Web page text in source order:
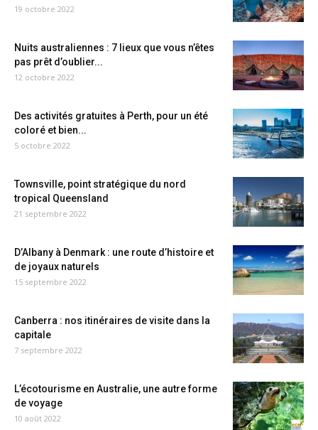
19 octobre 2022
Nuits australiennes : 7 lieux que vous n’êtes
pas prêt d’oublier...
12 octobre 2022
Des activités gratuites à Perth, pour un été
coloré et bien...
5 octobre 2022
Townsville, point stratégique du nord
tropical Queensland
21 septembre 2022
D’Albany à Denmark : une route d’histoire et
de joyaux naturels
15 septembre 2022
Canberra : nos itinéraires de visite dans la
capitale
7 septembre 2022
L’écotourisme en Australie, une autre forme
de voyage
10 août 2022